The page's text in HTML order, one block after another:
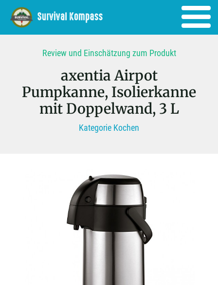
Review und Einschätzung zum Produkt
axentia Airpot
Pumpkanne, Isolierkanne
mit Doppelwand, 3 L
Kategorie Kochen